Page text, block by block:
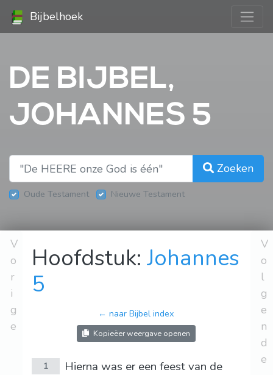
Bijbelhoek
DE BIJBEL,
JOHANNES 5
Zoeken
Oude Testament Nieuwe Testament
V
o
r
i
g
e
Hoofdstuk:Johannes
5
← naar Bijbel index
Kopieëer weergave openen
1
Hierna was er een feest van de
V
o
l
g
e
n
d
e